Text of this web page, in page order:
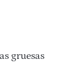
gruesas